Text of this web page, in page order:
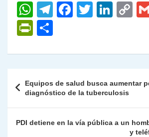
W
h
at
s
p
p
T
gr
m
F
e
o
o
k
T
er
Li
e
n
C
y
n
k
P
nt
Fr
ie
n
dl
m
p
ar
tir
de
entradas
Equipos de salud busca aumentar
diagnóstico de la tuberculosis
PDI detiene en la vía pública a un
y